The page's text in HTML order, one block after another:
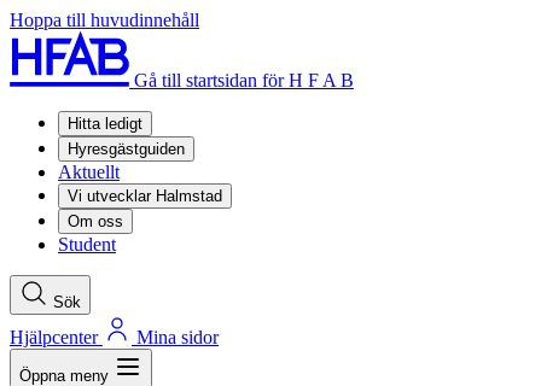
Hoppa till huvudinnehåll
Gå till startsidan för H F A B
Hitta ledigt
Hyresgästguiden
Aktuellt
Vi utvecklar Halmstad
Om oss
Student
Sök
Hjälpcenter Mina sidor
Öppna meny